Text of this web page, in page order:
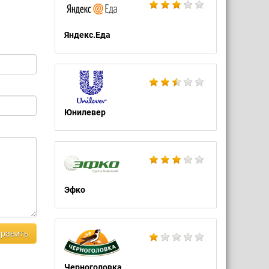
Яндекс.Еда
Юнилевер
Эфко